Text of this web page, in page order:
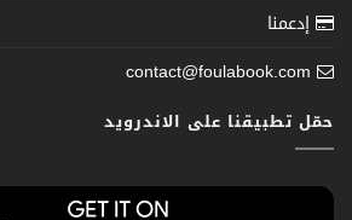
إدعمنا
contact@foulabook.com
حمّل تطبيقنا على الاندرويد